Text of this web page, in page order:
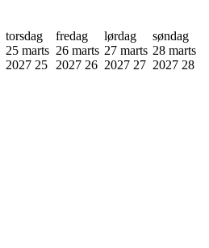
torsdag
25 marts
2027 25
fredag
26 marts
2027 26
lørdag
27 marts
2027 27
søndag
28 marts
2027 28